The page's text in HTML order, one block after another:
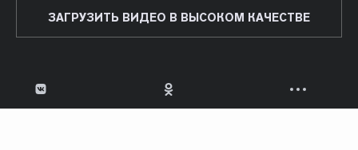
ЗАГРУЗИТЬ ВИДЕО В ВЫСОКОМ КАЧЕСТВЕ